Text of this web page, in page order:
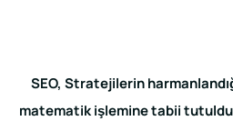
SEO, Stratejilerin
matematik işlemine tabii